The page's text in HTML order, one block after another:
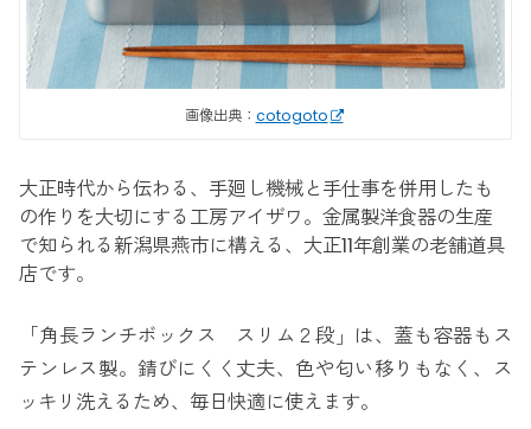
画像出典： cotogoto
大正時代から伝わる、手廻し機械と手仕事を併用したも
の作りを大切にする工房アイザワ。金属製洋食器の生産
で知られる新潟県燕市に構える、大正11年創業の老舗道具
店です。
「角長ランチボックス スリム２段」は、蓋も容器もス
テンレス製。錆びにくく丈夫、色や匂い移りもなく、ス
ッキリ洗えるため、毎日快適に使えます。